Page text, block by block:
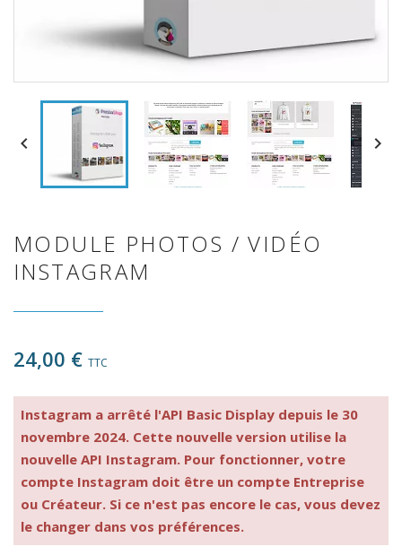
 
MODULE PHOTOS / VIDÉO
INSTAGRAM
24,00 € TTC
Instagram a arrêté l'API Basic Display depuis le 30
novembre 2024. Cette nouvelle version utilise la
nouvelle API Instagram. Pour fonctionner, votre
compte Instagram doit être un compte Entreprise
ou Créateur. Si ce n'est pas encore le cas, vous devez
le changer dans vos préférences.